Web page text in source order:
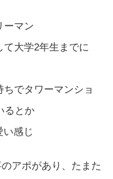
ーマン
大学2年生までに
でタワーマンショ
るとか
い感じ
アポがあり、たまた